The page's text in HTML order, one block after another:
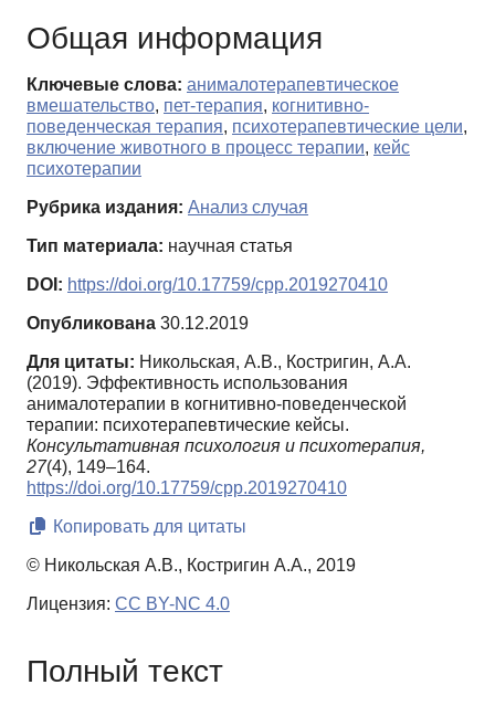
Общая информация
Ключевые слова: анималотерапевтическое
вмешательство, пет-терапия, когнитивно-
поведенческая терапия, психотерапевтические цели,
включение животного в процесс терапии, кейс
психотерапии
Рубрика издания: Анализ случая
Тип материала: научная статья
DOI: https://doi.org/10.17759/cpp.2019270410
Опубликована 30.12.2019
Для цитаты: Никольская, А.В., Костригин, А.А.
(2019). Эффективность использования
анималотерапии в когнитивно-поведенческой
терапии: психотерапевтические кейсы.
Консультативная психология и психотерапия,
27(4), 149–164.
https://doi.org/10.17759/cpp.2019270410
Копировать для цитаты
© Никольская А.В., Костригин А.А., 2019
Лицензия: CC BY-NC 4.0
Полный текст